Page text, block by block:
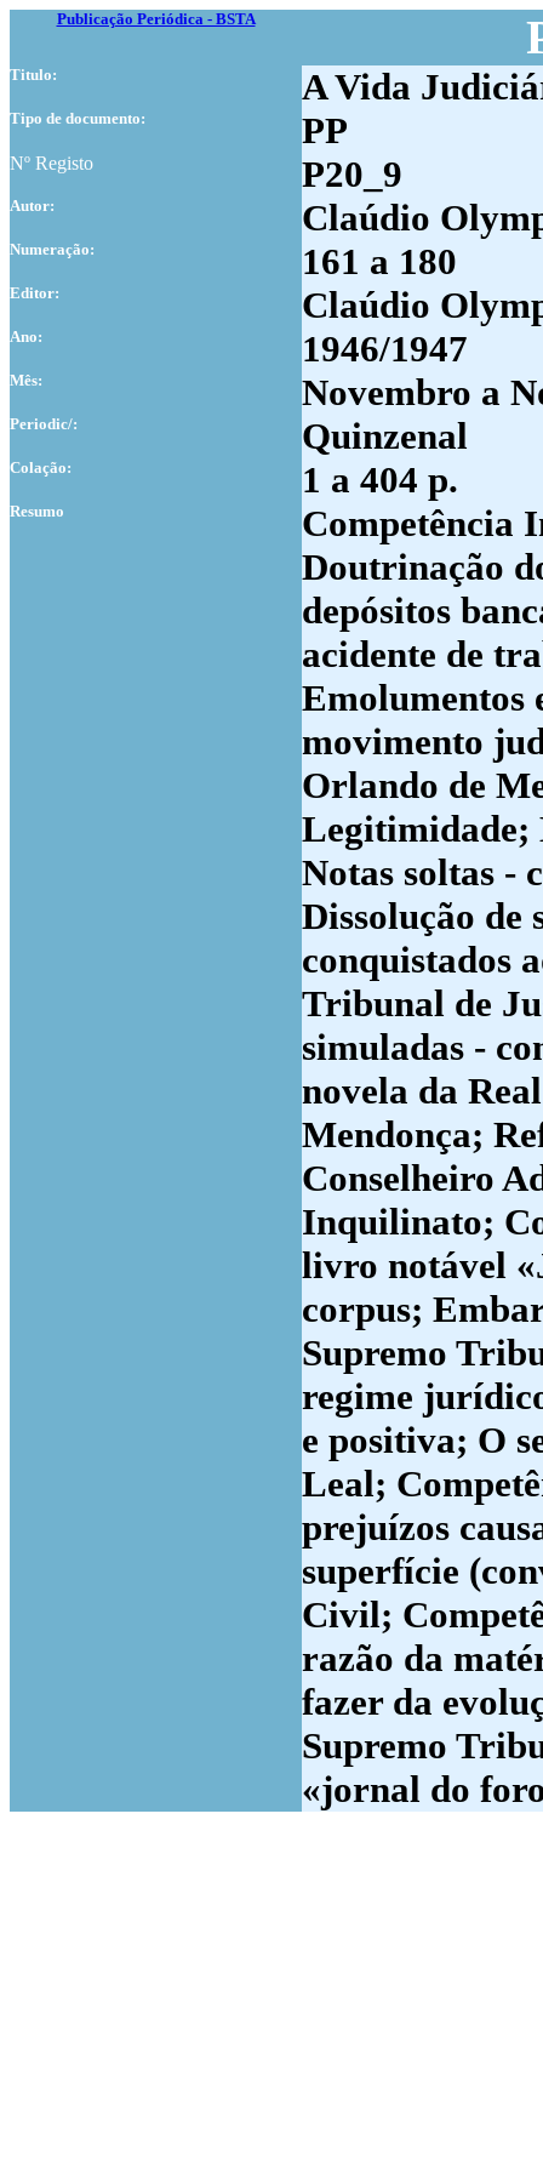
Publicação Periódica - BSTA
Titulo: A Vida
Tipo de documento: PP
Nº Registo P20_9
Autor: Claúdio
Numeração: 161 a 180
Editor: Claúdio
Ano: 1946/1947
Mês: Novembro a
Periodic/: Quinzenal
Colação: 1 a 404 p.
Resumo
Competência
Doutrinação
depósitos
acidente de
Emolumentos
movimento
Orlando de
Legitimidade;
Notas soltas -
Dissolução de
conquistados
Tribunal de
simuladas -
novela da
Mendonça;
Conselheiro
Inquilinato;
livro notável
corpus;
Supremo
regime
e positiva; O
Leal;
prejuízos
superfície
Civil;
razão da
fazer da
Supremo
«jornal do